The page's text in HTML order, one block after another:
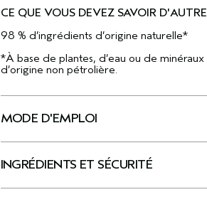
CE QUE VOUS DEVEZ SAVOIR D'AUTRE
98 % d’ingrédients d’origine naturelle*
*À base de plantes, d’eau ou de minéraux
d’origine non pétrolière.
MODE D'EMPLOI
INGRÉDIENTS ET SÉCURITÉ